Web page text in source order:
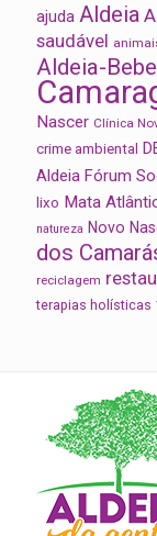
ajuda Aldeia
saudável
Aldeia-
Nascer Clínica
crime ambiental
Aldeia Fórum
lixo Mata
natureza Novo
dos
reciclagem
terapias holísticas